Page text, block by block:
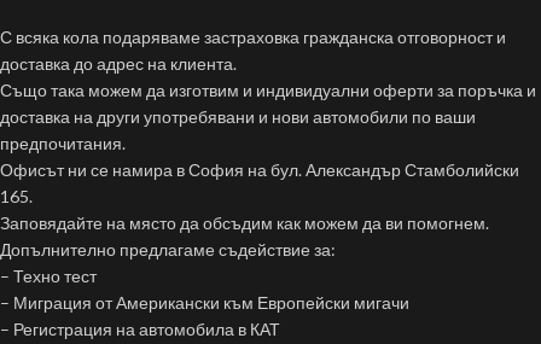
С всяка кола подаряваме застраховка гражданска отговорност и
доставка до адрес на клиента.
Също така можем да изготвим и индивидуални оферти за поръчка и
доставка на други употребявани и нови автомобили по ваши
предпочитания.
Офисът ни се намира в София на бул. Александър Стамболийски
165.
Заповядайте на място да обсъдим как можем да ви помогнем.
Допълнително предлагаме съдействие за:
– Техно тест
– Миграция от Американски към Европейски мигачи
– Регистрация на автомобила в КАТ